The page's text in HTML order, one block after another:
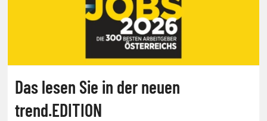
Das lesen Sie in der neuen
trend.EDITION